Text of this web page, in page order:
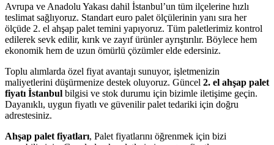
Avrupa ve Anadolu Yakası dahil İstanbul’un tüm ilçelerine hızlı
teslimat sağlıyoruz. Standart euro palet ölçülerinin yanı sıra her
ölçüde 2. el ahşap palet temini yapıyoruz. Tüm paletlerimiz kontrol
edilerek sevk edilir, kırık ve zayıf ürünler ayrıştırılır. Böylece hem
ekonomik hem de uzun ömürlü çözümler elde edersiniz.
Toplu alımlarda özel fiyat avantajı sunuyor, işletmenizin
maliyetlerini düşürmenize destek oluyoruz. Güncel 2. el ahşap palet
fiyatı İstanbul bilgisi ve stok durumu için bizimle iletişime geçin.
Dayanıklı, uygun fiyatlı ve güvenilir palet tedariki için doğru
adrestesiniz.
Ahşap palet fiyatları, Palet fiyatlarını öğrenmek için bizi